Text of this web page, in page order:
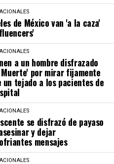
de México van 'a la caza'
a un hombre disfrazado
por mirar fijamente
un tejado a los pacientes de
se disfrazó de payaso
y dejar
mensajes